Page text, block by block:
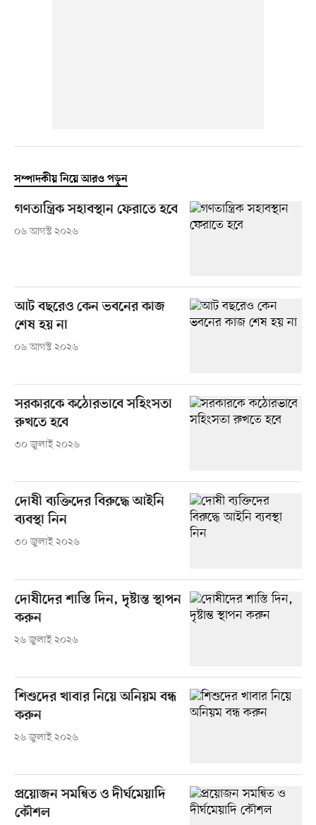
সম্পাদকীয় নিয়ে আরও পড়ুন
গণতান্ত্রিক সহাবস্থান ফেরাতে হবে
০৬ আগস্ট ২০২৬
আট বছরেও কেন ভবনের কাজ
শেষ হয় না
০৬ আগস্ট ২০২৬
সরকারকে কঠোরভাবে সহিংসতা
রুখতে হবে
৩০ জুলাই ২০২৬
দোষী ব্যক্তিদের বিরুদ্ধে আইনি
ব্যবস্থা নিন
৩০ জুলাই ২০২৬
দোষীদের শাস্তি দিন, দৃষ্টান্ত স্থাপন
করুন
২৬ জুলাই ২০২৬
শিশুদের খাবার নিয়ে অনিয়ম বন্ধ
করুন
২৬ জুলাই ২০২৬
প্রয়োজন সমন্বিত ও দীর্ঘমেয়াদি
কৌশল